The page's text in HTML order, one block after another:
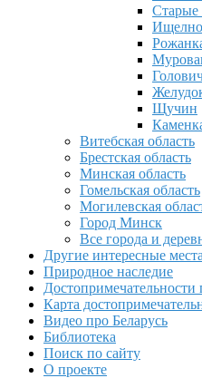
Ищелно
Щучин
Витебская область
Брестская область
Минская область
Гомельская область
Могилевская
Город Минск
Все города и
Другие интересные места
Природное наследие
Достопримечательности
Карта
Видео про Беларусь
Библиотека
Поиск по сайту
О проекте